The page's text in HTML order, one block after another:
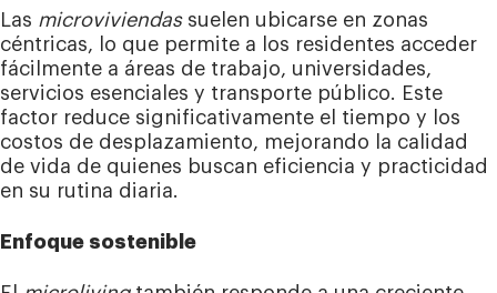
Las microviviendassuelen ubicarse en zonas
céntricas, lo que permite a los residentes acceder
fácilmente a áreas de trabajo, universidades,
servicios esenciales y transporte público. Este
factor reduce significativamente el tiempo y los
costos de desplazamiento, mejorando la calidad
de vida de quienes buscan eficiencia y practicidad
en su rutina diaria.
Enfoque sostenible